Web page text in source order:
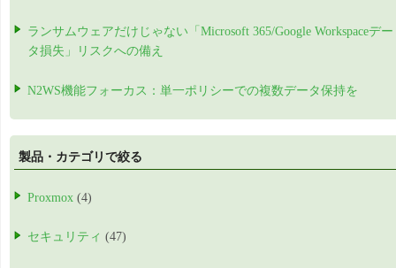
ランサムウェアだけじゃない「Microsoft 365/Google Workspaceデー
タ損失」リスクへの備え
N2WS機能フォーカス：単一ポリシーでの複数データ保持を
製品・カテゴリで絞る
Proxmox (4)
セキュリティ (47)